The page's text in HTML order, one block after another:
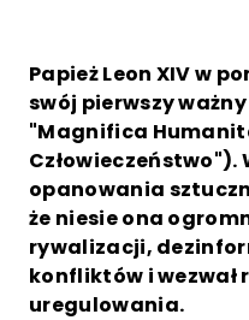
Papież Leon XIV w
swój pierwszy
"Magnifica
Człowieczeństwo").
opanowania
że niesie ona
rywalizacji,
konfliktów i wezwał
uregulowania.